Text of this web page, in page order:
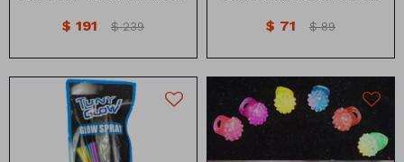
$ 191 $ 239 $ 71 $ 89
Lámparas
Guías